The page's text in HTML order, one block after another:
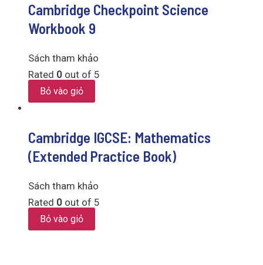
Cambridge Checkpoint Science
Workbook 9
Sách tham khảo
Rated 0 out of 5
Bỏ vào giỏ
Cambridge IGCSE: Mathematics
(Extended Practice Book)
Sách tham khảo
Rated 0 out of 5
Bỏ vào giỏ